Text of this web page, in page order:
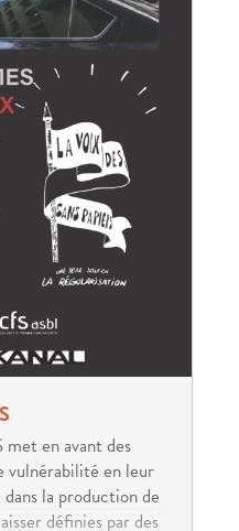
en avant des
vulnérabilité en leur
la production de
définies par des